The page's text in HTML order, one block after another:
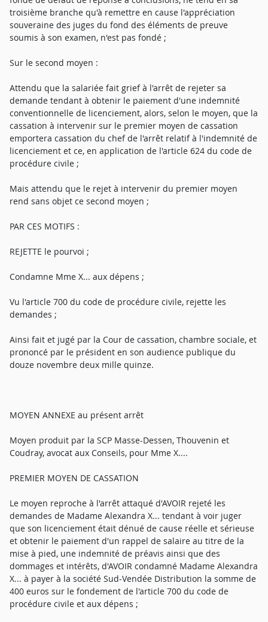
troisième branche qu'à remettre en cause l'appréciation
souveraine des juges du fond des éléments de preuve
soumis à son examen, n'est pas fondé ;
Sur le second moyen :
Attendu que la salariée fait grief à l'arrêt de rejeter sa
demande tendant à obtenir le paiement d'une indemnité
conventionnelle de licenciement, alors, selon le moyen, que la
cassation à intervenir sur le premier moyen de cassation
emportera cassation du chef de l'arrêt relatif à l'indemnité de
licenciement et ce, en application de l'article 624 du code de
procédure civile ;
Mais attendu que le rejet à intervenir du premier moyen
rend sans objet ce second moyen ;
PAR CES MOTIFS :
REJETTE le pourvoi ;
Condamne Mme X... aux dépens ;
Vu l'article 700 du code de procédure civile, rejette les
demandes ;
Ainsi fait et jugé par la Cour de cassation, chambre sociale, et
prononcé par le président en son audience publique du
douze novembre deux mille quinze.
MOYEN ANNEXE au présent arrêt
Moyen produit par la SCP Masse-Dessen, Thouvenin et
Coudray, avocat aux Conseils, pour Mme X....
PREMIER MOYEN DE CASSATION
Le moyen reproche à l'arrêt attaqué d'AVOIR rejeté les
demandes de Madame Alexandra X... tendant à voir juger
que son licenciement était dénué de cause réelle et sérieuse
et obtenir le paiement d'un rappel de salaire au titre de la
mise à pied, une indemnité de préavis ainsi que des
dommages et intérêts, d'AVOIR condamné Madame Alexandra
X... à payer à la société Sud-Vendée Distribution la somme de
400 euros sur le fondement de l'article 700 du code de
procédure civile et aux dépens ;